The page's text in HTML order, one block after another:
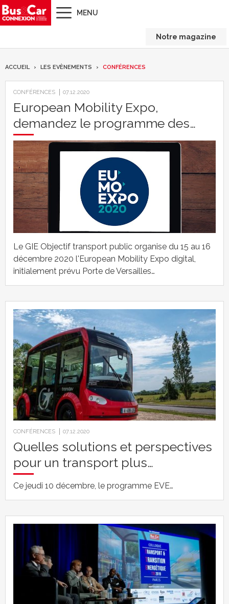
MENU
Notre magazine
ACCUEIL LES EVÈNEMENTS CONFÉRENCES
CONFÉRENCES 07.12.2020
European Mobility Expo,
demandez le programme des…
Le GIE Objectif transport public organise du 15 au 16
décembre 2020 l'European Mobility Expo digital,
initialement prévu Porte de Versailles…
CONFÉRENCES 07.12.2020
Quelles solutions et perspectives
pour un transport plus…
Ce jeudi 10 décembre, le programme EVE…